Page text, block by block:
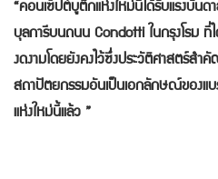
“คอนเซ็ปต์บูติกแห่งใหม่นี้ได้รับแรงบันด
บุลการีบนถนน Condotti ในกรุงโรม ที่
งดงามโดยยังคงไว้ซึ่งประวัติศาสตร์สำ
สถาปัตยกรรมอันเป็นเอกลักษณ์ของแบ
แห่งใหม่นี้แล้ว ”